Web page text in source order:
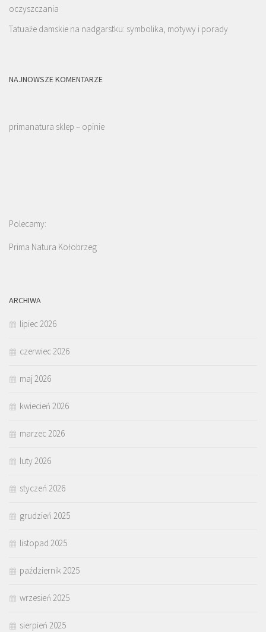
oczyszczania
Tatuaże damskie na nadgarstku: symbolika, motywy i porady
NAJNOWSZE KOMENTARZE
primanatura sklep – opinie
Polecamy:
Prima Natura Kołobrzeg
ARCHIWA
lipiec 2026
czerwiec 2026
maj 2026
kwiecień 2026
marzec 2026
luty 2026
styczeń 2026
grudzień 2025
listopad 2025
październik 2025
wrzesień 2025
sierpień 2025